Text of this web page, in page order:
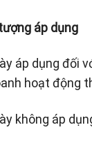
áp dụng
áp dụng đối
hoạt động
không áp